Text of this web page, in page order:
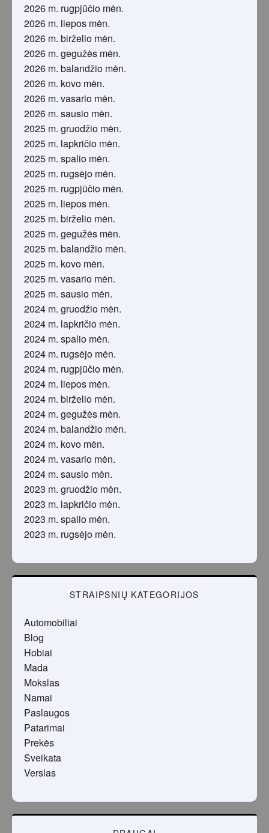
2026 m. rugpjūčio mėn.
2026 m. liepos mėn.
2026 m. birželio mėn.
2026 m. gegužės mėn.
2026 m. balandžio mėn.
2026 m. kovo mėn.
2026 m. vasario mėn.
2026 m. sausio mėn.
2025 m. gruodžio mėn.
2025 m. lapkričio mėn.
2025 m. spalio mėn.
2025 m. rugsėjo mėn.
2025 m. rugpjūčio mėn.
2025 m. liepos mėn.
2025 m. birželio mėn.
2025 m. gegužės mėn.
2025 m. balandžio mėn.
2025 m. kovo mėn.
2025 m. vasario mėn.
2025 m. sausio mėn.
2024 m. gruodžio mėn.
2024 m. lapkričio mėn.
2024 m. spalio mėn.
2024 m. rugsėjo mėn.
2024 m. rugpjūčio mėn.
2024 m. liepos mėn.
2024 m. birželio mėn.
2024 m. gegužės mėn.
2024 m. balandžio mėn.
2024 m. kovo mėn.
2024 m. vasario mėn.
2024 m. sausio mėn.
2023 m. gruodžio mėn.
2023 m. lapkričio mėn.
2023 m. spalio mėn.
2023 m. rugsėjo mėn.
STRAIPSNIŲ KATEGORIJOS
Automobiliai
Blog
Hobiai
Mada
Mokslas
Namai
Paslaugos
Patarimai
Prekės
Sveikata
Verslas